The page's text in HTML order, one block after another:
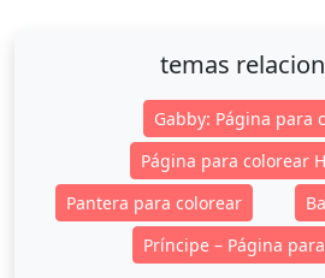
temas
Gabby: Página para
Página para colorear
Pantera para colorear
Príncipe – Página